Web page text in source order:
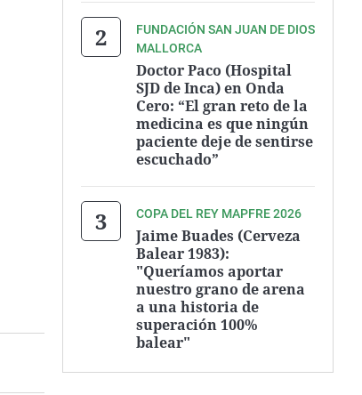
FUNDACIÓN SAN JUAN DE DIOS
MALLORCA
Doctor Paco (Hospital
SJD de Inca) en Onda
Cero: “El gran reto de la
medicina es que ningún
paciente deje de sentirse
escuchado”
COPA DEL REY MAPFRE 2026
Jaime Buades (Cerveza
Balear 1983):
"Queríamos aportar
nuestro grano de arena
a una historia de
superación 100%
balear"